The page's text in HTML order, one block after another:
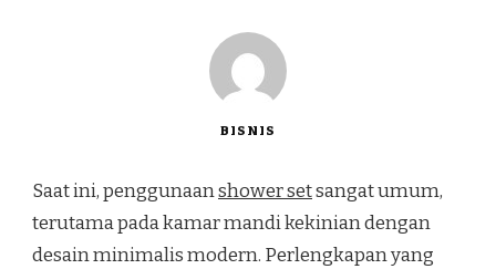
BISNIS
Saat ini, penggunaanshower setsangat umum,
terutama pada kamar mandi kekinian dengan
desain minimalis modern. Perlengkapan yang